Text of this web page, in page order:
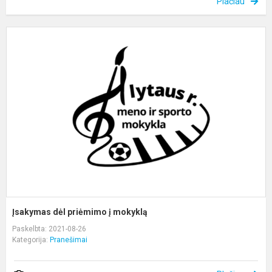
Įsakymas dėl priėmimo į mokyklą
Paskelbta: 2021-08-26
Kategorija: Pranešimai